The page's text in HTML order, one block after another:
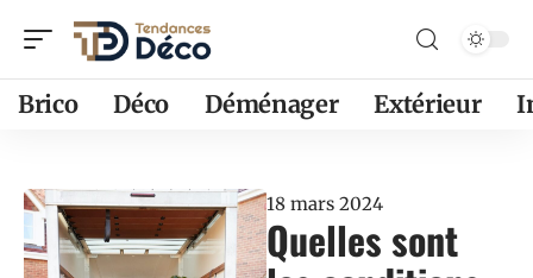
Brico Déco Déménager Extérieur
18 mars 2024
Quelles sont